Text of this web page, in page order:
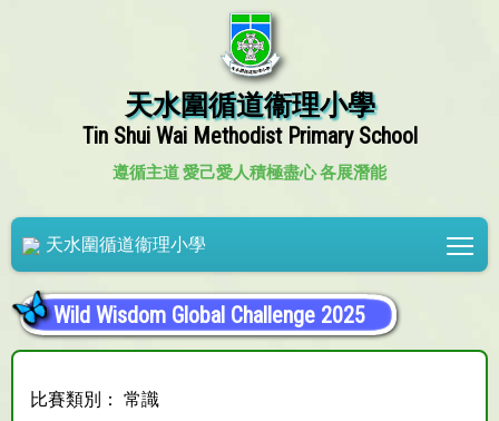
天水圍循道衞理小學
Tin Shui Wai Methodist Primary School
遵循主道 愛己愛人積極盡心 各展潛能
天水圍循道衞理小學
Wild Wisdom Global Challenge 2025
比賽類別： 常識